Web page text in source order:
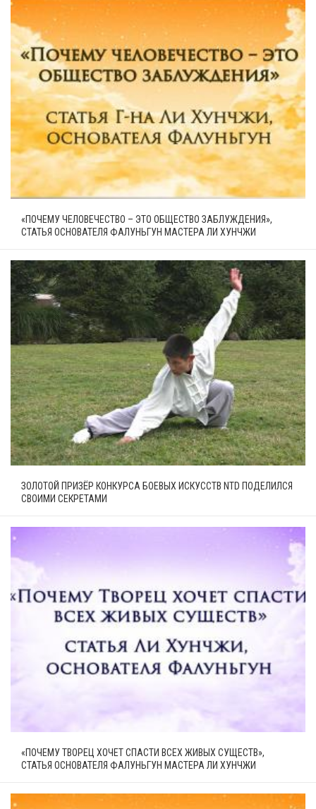
«ПОЧЕМУ ЧЕЛОВЕЧЕСТВО – ЭТО ОБЩЕСТВО ЗАБЛУЖДЕНИЯ»,
СТАТЬЯ ОСНОВАТЕЛЯ ФАЛУНЬГУН МАСТЕРА ЛИ ХУНЧЖИ
ЗОЛОТОЙ ПРИЗЁР КОНКУРСА БОЕВЫХ ИСКУССТВ NTD ПОДЕЛИЛСЯ
СВОИМИ СЕКРЕТАМИ
«ПОЧЕМУ ТВОРЕЦ ХОЧЕТ СПАСТИ ВСЕХ ЖИВЫХ СУЩЕСТВ»,
СТАТЬЯ ОСНОВАТЕЛЯ ФАЛУНЬГУН МАСТЕРА ЛИ ХУНЧЖИ